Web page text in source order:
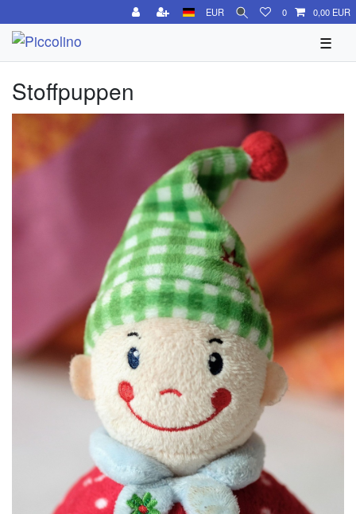
EUR 0 0,00 EUR
☰
Stoffpuppen